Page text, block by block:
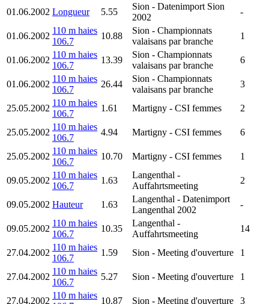
01.06.2002 Longueur 5.55
Sion - Datenimport Sion
2002
-
01.06.2002
110 m haies
106.7
10.88
Sion - Championnats
valaisans par branche
1
01.06.2002
110 m haies
106.7
13.39
Sion - Championnats
valaisans par branche
6
01.06.2002
110 m haies
106.7
26.44
Sion - Championnats
valaisans par branche
3
25.05.2002
110 m haies
106.7
1.61 Martigny - CSI femmes 2
25.05.2002
110 m haies
106.7
4.94 Martigny - CSI femmes 6
25.05.2002
110 m haies
106.7
10.70 Martigny - CSI femmes 1
09.05.2002
110 m haies
106.7
1.63
Langenthal -
Auffahrtsmeeting
2
09.05.2002 Hauteur 1.63
Langenthal - Datenimport
Langenthal 2002
-
09.05.2002
110 m haies
106.7
10.35
Langenthal -
Auffahrtsmeeting
14
27.04.2002
110 m haies
106.7
1.59 Sion - Meeting d'ouverture 1
27.04.2002
110 m haies
106.7
5.27 Sion - Meeting d'ouverture 1
27.04.2002
110 m haies
10.87 Sion - Meeting d'ouverture 3